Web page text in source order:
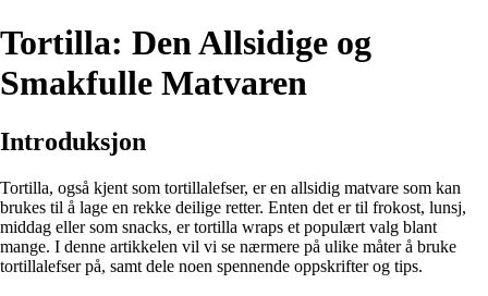
Tortilla: Den Allsidige og
Smakfulle Matvaren
Introduksjon
Tortilla, også kjent som tortillalefser, er en allsidig matvare som kan
brukes til å lage en rekke deilige retter. Enten det er til frokost, lunsj,
middag eller som snacks, er tortilla wraps et populært valg blant
mange. I denne artikkelen vil vi se nærmere på ulike måter å bruke
tortillalefser på, samt dele noen spennende oppskrifter og tips.